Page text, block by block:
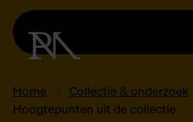
Home Collectie & onderzoek
Hoogtepunten uit de collectie